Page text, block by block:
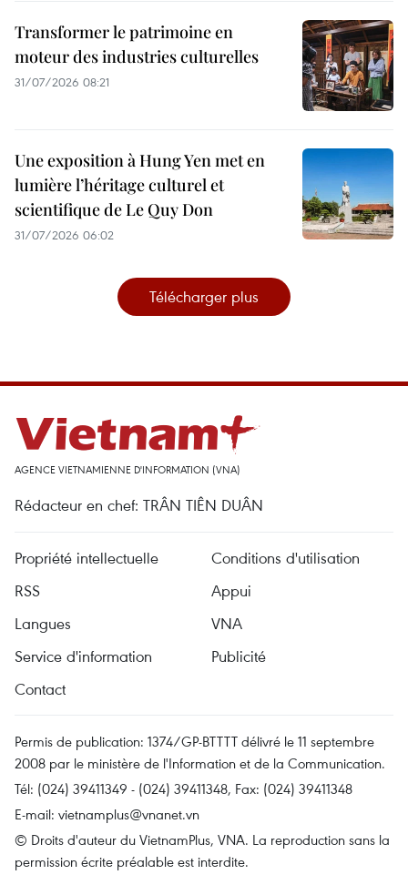
Transformer le patrimoine en
moteur des industries culturelles
31/07/2026 08:21
Une exposition à Hung Yen met en
lumière l’héritage culturel et
scientifique de Le Quy Don
31/07/2026 06:02
Télécharger plus
AGENCE VIETNAMIENNE D'INFORMATION (VNA)
Rédacteur en chef: TRÂN TIÊN DUÂN
Propriété intellectuelle
Conditions d'utilisation
RSS
Appui
Langues
VNA
Service d'information
Publicité
Contact
Permis de publication: 1374/GP-BTTTT délivré le 11 septembre
2008 par le ministère de l'Information et de la Communication.
Tél: (024) 39411349 - (024) 39411348, Fax: (024) 39411348
E-mail: vietnamplus@vnanet.vn
© Droits d'auteur du VietnamPlus, VNA. La reproduction sans la
permission écrite préalable est interdite.